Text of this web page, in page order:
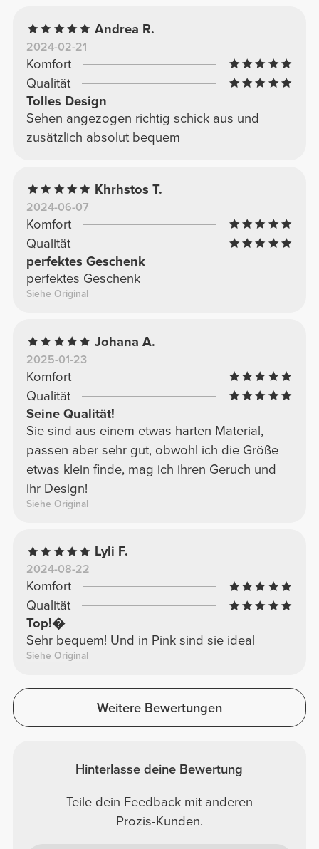
Andrea R.
2024-02-21
Komfort
Qualität
Tolles Design
Sehen angezogen richtig schick aus und
zusätzlich absolut bequem
Khrhstos T.
2024-06-07
Komfort
Qualität
perfektes Geschenk
perfektes Geschenk
Siehe Original
Johana A.
2025-01-23
Komfort
Qualität
Seine Qualität!
Sie sind aus einem etwas harten Material,
passen aber sehr gut, obwohl ich die Größe
etwas klein finde, mag ich ihren Geruch und
ihr Design!
Siehe Original
Lyli F.
2024-08-22
Komfort
Qualität
Top!�
Sehr bequem! Und in Pink sind sie ideal
Siehe Original
Weitere Bewertungen
Hinterlasse deine Bewertung
Teile dein Feedback mit anderen
Prozis-Kunden.